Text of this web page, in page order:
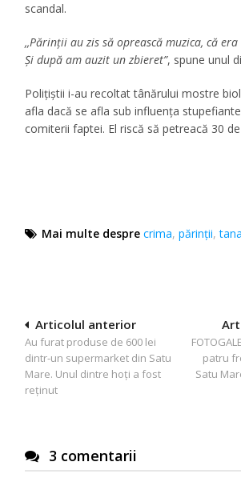
scandal.
,,Părinţii au zis să oprească muzica, că
Şi după am auzit un zbieret”, spune unul
Poliţiştii i-au recoltat tânărului mostre
afla dacă se afla sub influenţa
comiterii faptei. El riscă să petreacă 30
Mai multe despre crima,părinții,
Navigare
în
articole
patru
Satu
Articolul anterior
Au furat produse de 600 lei
dintr-un supermarket din Satu
Mare. Unul dintre hoți a fost
reținut
3 comentarii